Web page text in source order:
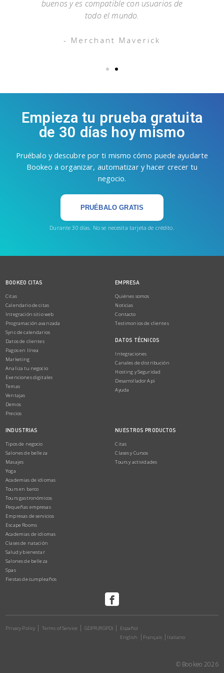
buenos y es compatible con usuarios de
todo el mundo.
- Merchant Maverick
Empieza tu prueba gratuita
de 30 días hoy mismo
Pruébalo y descubre por ti mismo cómo puede ayudarte
Bookeo a organizar, automatizar y hacer crecer tu
negocio.
PRUÉBALO GRATIS
Durante 30 días. No se necesita tarjeta de crédito.
BOOKEO CITAS
Citas
Calendario de citas
Integración sitio web
Programación avanzada
Sync de calendarios
Datos de clientes
Pagos en línea
Marketing
Analiza tu negocio
Exenciones digitales
Temas
Ventajas
Demos
Precios
EMPRESA
Quiénes somos
Noticias
Contacto
Testimonios de clientes
DATOS TÉCNICOS
Integraciones
Canales de distribución
Hosting y Seguridad
Desarrollador Api
Ayuda
INDUSTRIAS
Tipos de negocio
Salones de belleza
Masajes
Yoga
Academias de idiomas
Tours en barco
Tours gastronómicos
Pequeñas empresas
Empresas de servicios
Escape Rooms
Academias de idiomas
Clases de natación
Salud y bienestar
Salones de belleza
Spas
Fiestas de cumpleaños
NUESTROS PRODUCTOS
Citas
Clases y Cursos
Tours y actividades
Privacy Policy Terms of Service GDPR (RGPD)
Español
English
Français Italiano
© Bookeo 2026